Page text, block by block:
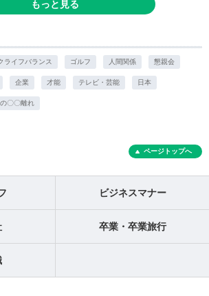
もっと見る
ライフバランス ゴルフ 人間関係 懇親会
企業 才能 テレビ・芸能 日本
〇〇離れ
ページトップへ
ビジネスマナー
卒業・卒業旅行